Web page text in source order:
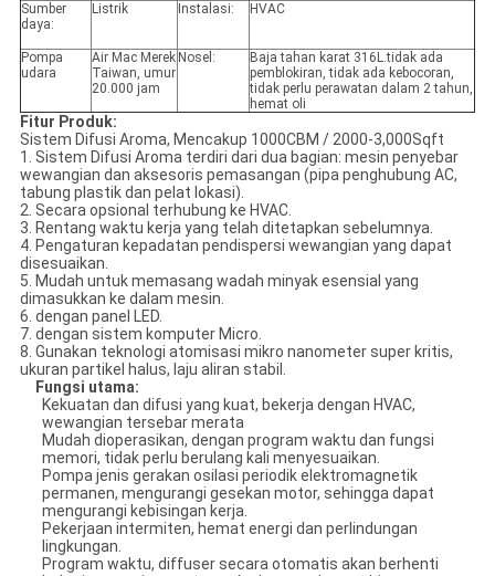
Sumber
daya:
Listrik Instalasi: HVAC
Pompa
udara
Air Mac Merek
Taiwan, umur
20.000 jam
Nosel:
Baja tahan karat 316L.tidak ada
pemblokiran, tidak ada kebocoran,
tidak perlu perawatan dalam 2 tahun,
hemat oli
Fitur Produk:
Sistem Difusi Aroma, Mencakup 1000CBM / 2000-3,000Sqft
1. Sistem Difusi Aroma terdiri dari dua bagian: mesin penyebar
wewangian dan aksesoris pemasangan (pipa penghubung AC,
tabung plastik dan pelat lokasi).
2. Secara opsional terhubung ke HVAC.
3. Rentang waktu kerja yang telah ditetapkan sebelumnya.
4. Pengaturan kepadatan pendispersi wewangian yang dapat
disesuaikan.
5. Mudah untuk memasang wadah minyak esensial yang
dimasukkan ke dalam mesin.
6. dengan panel LED.
7. dengan sistem komputer Micro.
8. Gunakan teknologi atomisasi mikro nanometer super kritis,
ukuran partikel halus, laju aliran stabil.
Fungsi utama:
Kekuatan dan difusi yang kuat, bekerja dengan HVAC,
wewangian tersebar merata
Mudah dioperasikan, dengan program waktu dan fungsi
memori, tidak perlu berulang kali menyesuaikan.
Pompa jenis gerakan osilasi periodik elektromagnetik
permanen, mengurangi gesekan motor, sehingga dapat
mengurangi kebisingan kerja.
Pekerjaan intermiten, hemat energi dan perlindungan
lingkungan.
Program waktu, diffuser secara otomatis akan berhenti